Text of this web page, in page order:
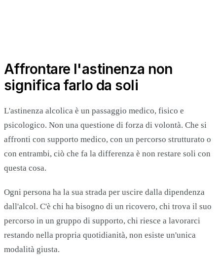
Affrontare l'astinenza non
significa farlo da soli
L'astinenza alcolica è un passaggio medico, fisico e
psicologico. Non una questione di forza di volontà. Che si
affronti con supporto medico, con un percorso strutturato o
con entrambi, ciò che fa la differenza è non restare soli con
questa cosa.
Ogni persona ha la sua strada per uscire dalla dipendenza
dall'alcol. C'è chi ha bisogno di un ricovero, chi trova il suo
percorso in un gruppo di supporto, chi riesce a lavorarci
restando nella propria quotidianità, non esiste un'unica
modalità giusta.